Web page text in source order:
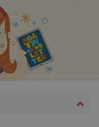
.agatinsvet.cz